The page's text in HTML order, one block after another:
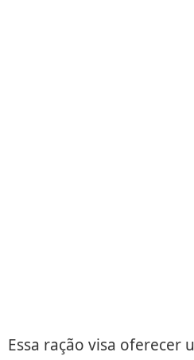
Essa ração visa oferecer